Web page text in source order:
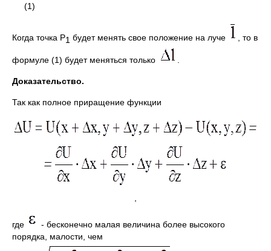
(1)
Когда точка Р1 будет менять свое положение на луче , то в
формуле (1) будет меняться только
Доказательство.
Так как полное приращение функции
где
- бесконечно малая величина более высокого
порядка, малости, чем